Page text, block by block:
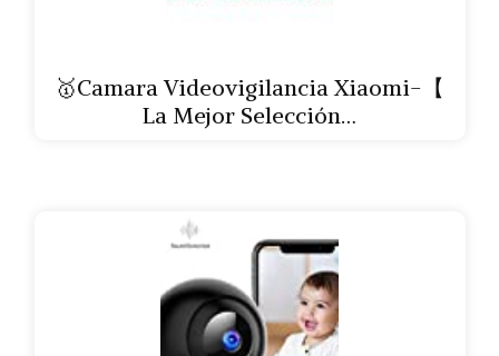
🥇Camara Videovigilancia Xiaomi-【
La Mejor Selección…